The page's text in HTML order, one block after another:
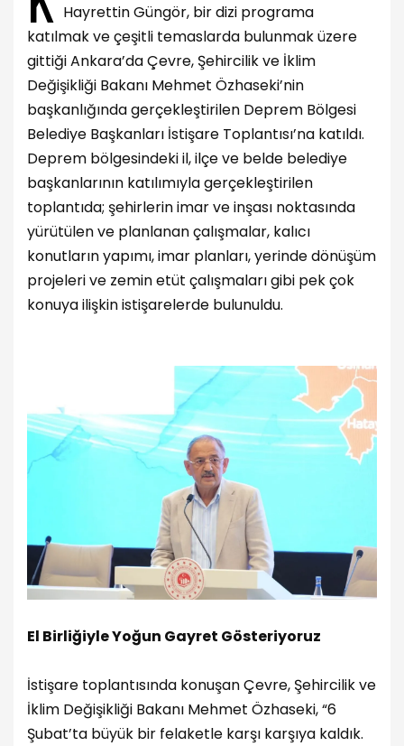
Hayrettin Güngör, bir dizi programa
katılmak ve çeşitli temaslarda bulunmak üzere
gittiği Ankara’da Çevre, Şehircilik ve İklim
Değişikliği Bakanı Mehmet Özhaseki’nin
başkanlığında gerçekleştirilen Deprem Bölgesi
Belediye Başkanları İstişare Toplantısı’na katıldı.
Deprem bölgesindeki il, ilçe ve belde belediye
başkanlarının katılımıyla gerçekleştirilen
toplantıda; şehirlerin imar ve inşası noktasında
yürütülen ve planlanan çalışmalar, kalıcı
konutların yapımı, imar planları, yerinde dönüşüm
projeleri ve zemin etüt çalışmaları gibi pek çok
konuya ilişkin istişarelerde bulunuldu.
El Birliğiyle Yoğun Gayret Gösteriyoruz
İstişare toplantısında konuşan Çevre, Şehircilik ve
İklim Değişikliği Bakanı Mehmet Özhaseki, “6
Şubat’ta büyük bir felaketle karşı karşıya kaldık.